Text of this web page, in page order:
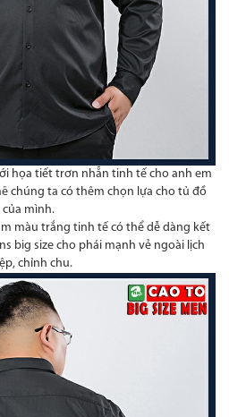
họa tiết trơn nhẵn tinh tế cho anh em
chúng ta có thêm chọn lựa cho tủ đồ
của mình.
màu trắng tinh tế có thể dễ dàng kết
big size cho phái mạnh vẻ ngoài lịch
chỉnh chu.